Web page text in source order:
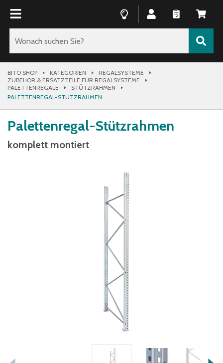
BITO SHOP KATEGORIEN
REGALSYSTEME
ZUBEHÖR & ERSATZTEILE FÜR REGALSYSTEME
PALETTENREGALE
STÜTZRAHMEN
PALETTENREGAL-STÜTZRAHMEN
Palettenregal-Stützrahmen
komplett montiert